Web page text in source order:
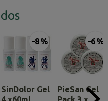
-8 %
SinDolor Gel
4 x60ml.
-6 %
PieSan Gel
Pack 3 x